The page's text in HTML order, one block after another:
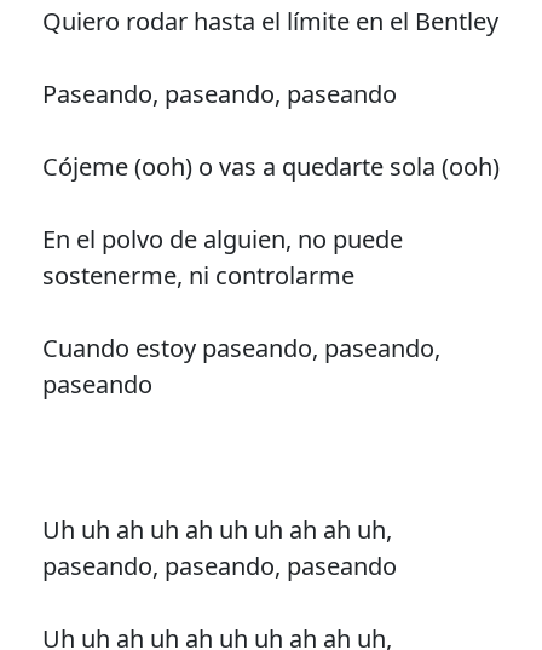
Quiero rodar hasta el límite en el Bentley
Paseando, paseando, paseando
Cójeme (ooh) o vas a quedarte sola (ooh)
En el polvo de alguien, no puede
sostenerme, ni controlarme
Cuando estoy paseando, paseando,
paseando
Uh uh ah uh ah uh uh ah ah uh,
paseando, paseando, paseando
Uh uh ah uh ah uh uh ah ah uh,